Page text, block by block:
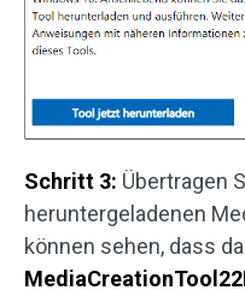
Schritt 3: Übertragen
heruntergeladenen
können sehen, dass